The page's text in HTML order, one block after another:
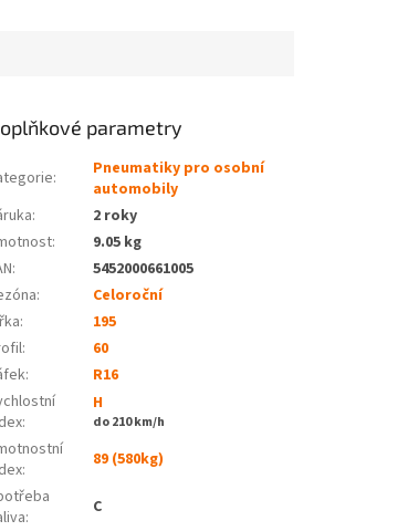
parametry
:
Pneumatiky pro osobní
automobily
:
2 roky
:
9.05 kg
:
5452000661005
Celoroční
195
60
R16
H
do 210 km/h
89 (580kg)
:
C